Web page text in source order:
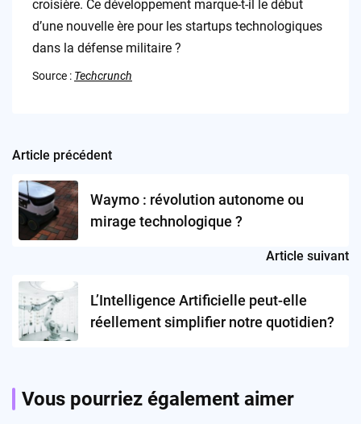
croisière. Ce développement marque-t-il le début
d’une nouvelle ère pour les startups technologiques
dans la défense militaire ?
Source : Techcrunch
Post
navigation
Article précédent
Waymo : révolution autonome ou
mirage technologique ?
Article suivant
L’Intelligence Artificielle peut-elle
réellement simplifier notre quotidien?
Vous pourriez également aimer